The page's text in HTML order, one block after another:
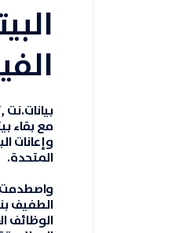
بيانات.نت
وإعانات
المتحدة.
واصطدمت
الوظائف